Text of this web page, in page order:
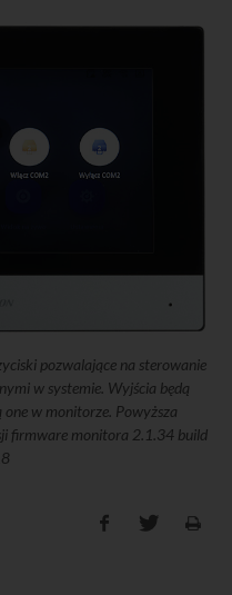
pozwalające na sterowanie
w systemie. Wyjścia będą
one w monitorze. Powyższa
firmware monitora 2.1.34 build